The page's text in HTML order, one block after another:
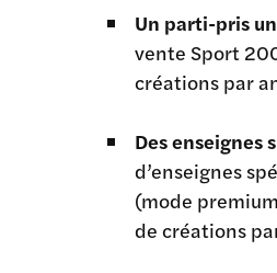
Un parti-pris
vente Sport
créations par
Des enseignes
d’enseignes
(mode
de créations